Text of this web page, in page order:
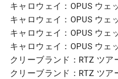
キャロウェイ：OPUS ウェ
キャロウェイ：OPUS ウェ
キャロウェイ：OPUS ウェ
キャロウェイ：OPUS ウェ
クリーブランド：RTZ ツア
クリーブランド：RTZ ツア